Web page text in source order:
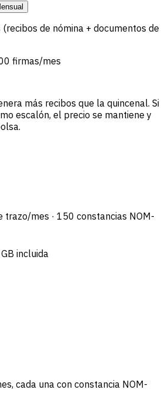
de nómina + documentos de
firmas/mes
más recibos que la quincenal. Si
escalón, el precio se mantiene y
trazo/mes · 150 constancias NOM-
incluida
cada una con constancia NOM-